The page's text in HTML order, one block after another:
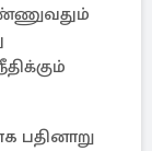
பதினாறு